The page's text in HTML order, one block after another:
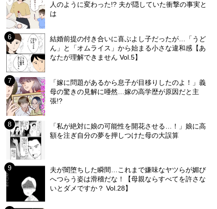
人のように変わった!? 夫が隠していた衝撃の事実と
は
結婚前提の付き合いに喜ぶよし子だったが…「うど
ん」と「オムライス」から始まる小さな違和感【あ
なたが理解できません Vol.5】
「嫁に問題があるから息子が目移りしたのよ！」義
母の驚きの見解に唖然…嫁の高学歴が原因だと主
張!?
「私が絶対に娘の可能性を開花させる…！」娘に高
額を注ぎ自分の夢を押しつけた母の大誤算
夫が闇堕ちした瞬間…これまで嫌味なヤツらが媚び
へつらう姿は滑稽だな！【母親ならすべてを許さな
いとダメですか？ Vol.28】